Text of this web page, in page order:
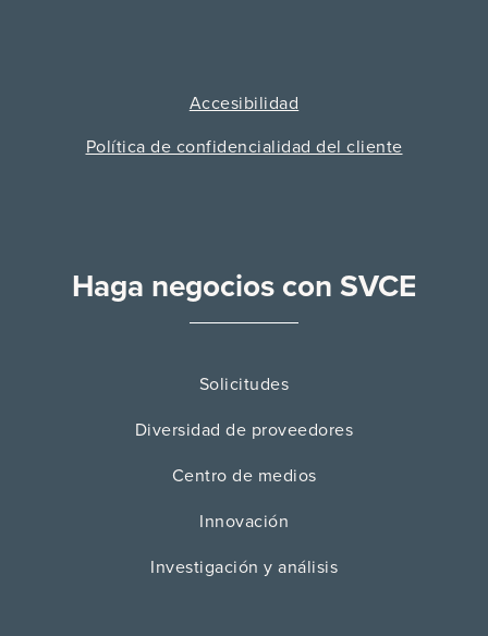
Accesibilidad
Política de confidencialidad del cliente
Haga negocios con SVCE
Solicitudes
Diversidad de proveedores
Centro de medios
Innovación
Investigación y análisis